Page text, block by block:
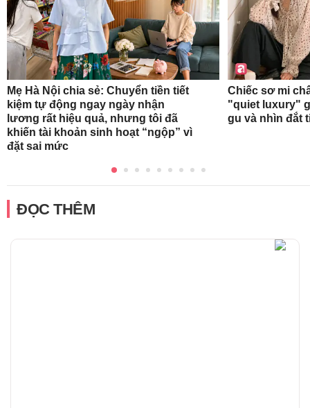
Mẹ Hà Nội chia sẻ: Chuyển tiền tiết
kiệm tự động ngay ngày nhận
lương rất hiệu quả, nhưng tôi đã
khiến tài khoản sinh hoạt “ngộp” vì
đặt sai mức
Chiếc sơ mi
"quiet luxury"
gu và nhìn đắt
ĐỌC THÊM